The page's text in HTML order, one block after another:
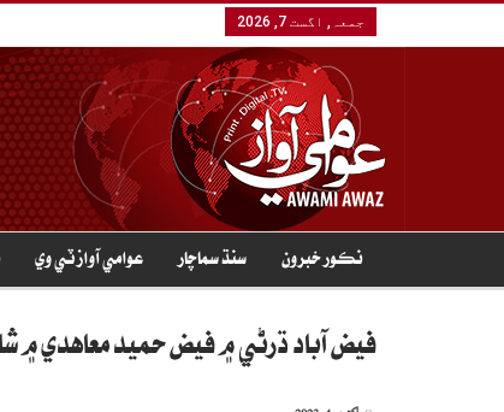
جمعہ, اگست 7, 2026
نڪور خبرون سنڌ سماچار عوامي آواز ٽي وي
فيض آباد ڌرڻي ۾ فيض حميد معاهدي ۾
اکتوبر 4, 2023